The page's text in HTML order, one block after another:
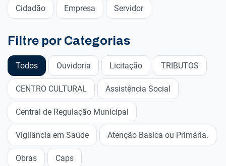
Cidadão Empresa Servidor
Filtre por Categorias
Todos Ouvidoria Licitação TRIBUTOS
CENTRO CULTURAL Assistência Social
Central de Regulação Municipal
Vigilância em Saúde Atenção Basica ou Primária.
Obras Caps